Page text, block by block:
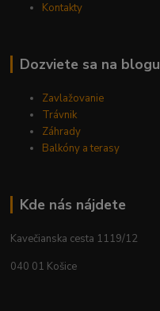
Kontakty
Dozviete sa na blogu
Zavlažovanie
Trávnik
Záhrady
Balkóny a terasy
Kde nás nájdete
Kavečianska cesta 1119/12
040 01 Košice